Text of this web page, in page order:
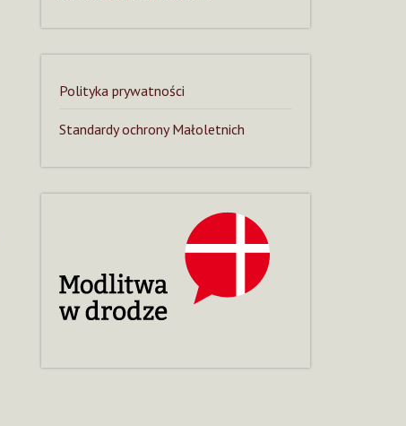
Polityka prywatności
Standardy ochrony Małoletnich